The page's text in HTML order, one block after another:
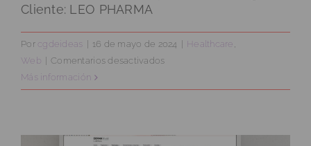
Cliente: LEO PHARMA
Por cgdeideas 16 de mayo de 2024 Healthcare ,
Web
Comentarios desactivadosen
web
Más información